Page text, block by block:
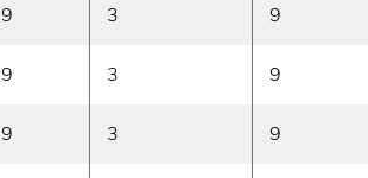
9 3 9
9 3 9
9 3 9